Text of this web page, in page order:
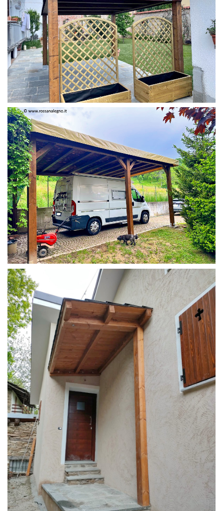
PERGOLA 4 X 3 COLOR MIRTO
COPERTURA CAMPER